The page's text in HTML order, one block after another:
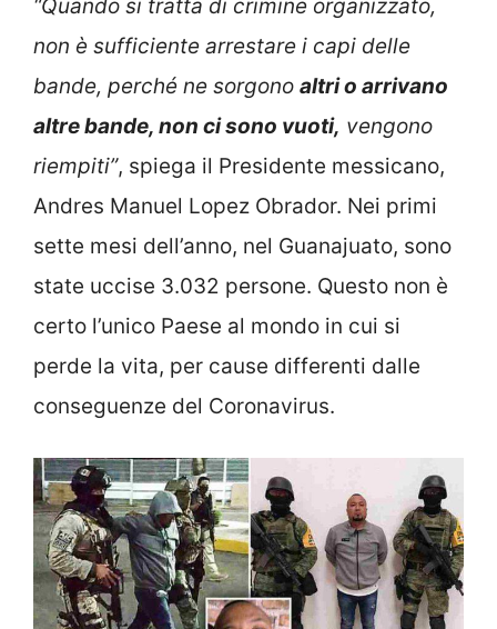
“Quando si tratta di crimine organizzato,
non è sufficiente arrestare i capi delle
bande, perché ne sorgono altri o arrivano
altre bande, non ci sono vuoti, vengono
riempiti”, spiega il Presidente messicano,
Andres Manuel Lopez Obrador. Nei primi
sette mesi dell’anno, nel Guanajuato, sono
state uccise 3.032 persone. Questo non è
certo l’unico Paese al mondo in cui si
perde la vita, per cause differenti dalle
conseguenze del Coronavirus.